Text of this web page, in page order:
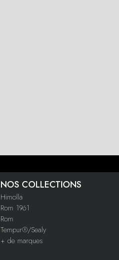
NOS COLLECTIONS
Himolla
Rom 1961
Rom
Tempur®/Sealy
+ de marques